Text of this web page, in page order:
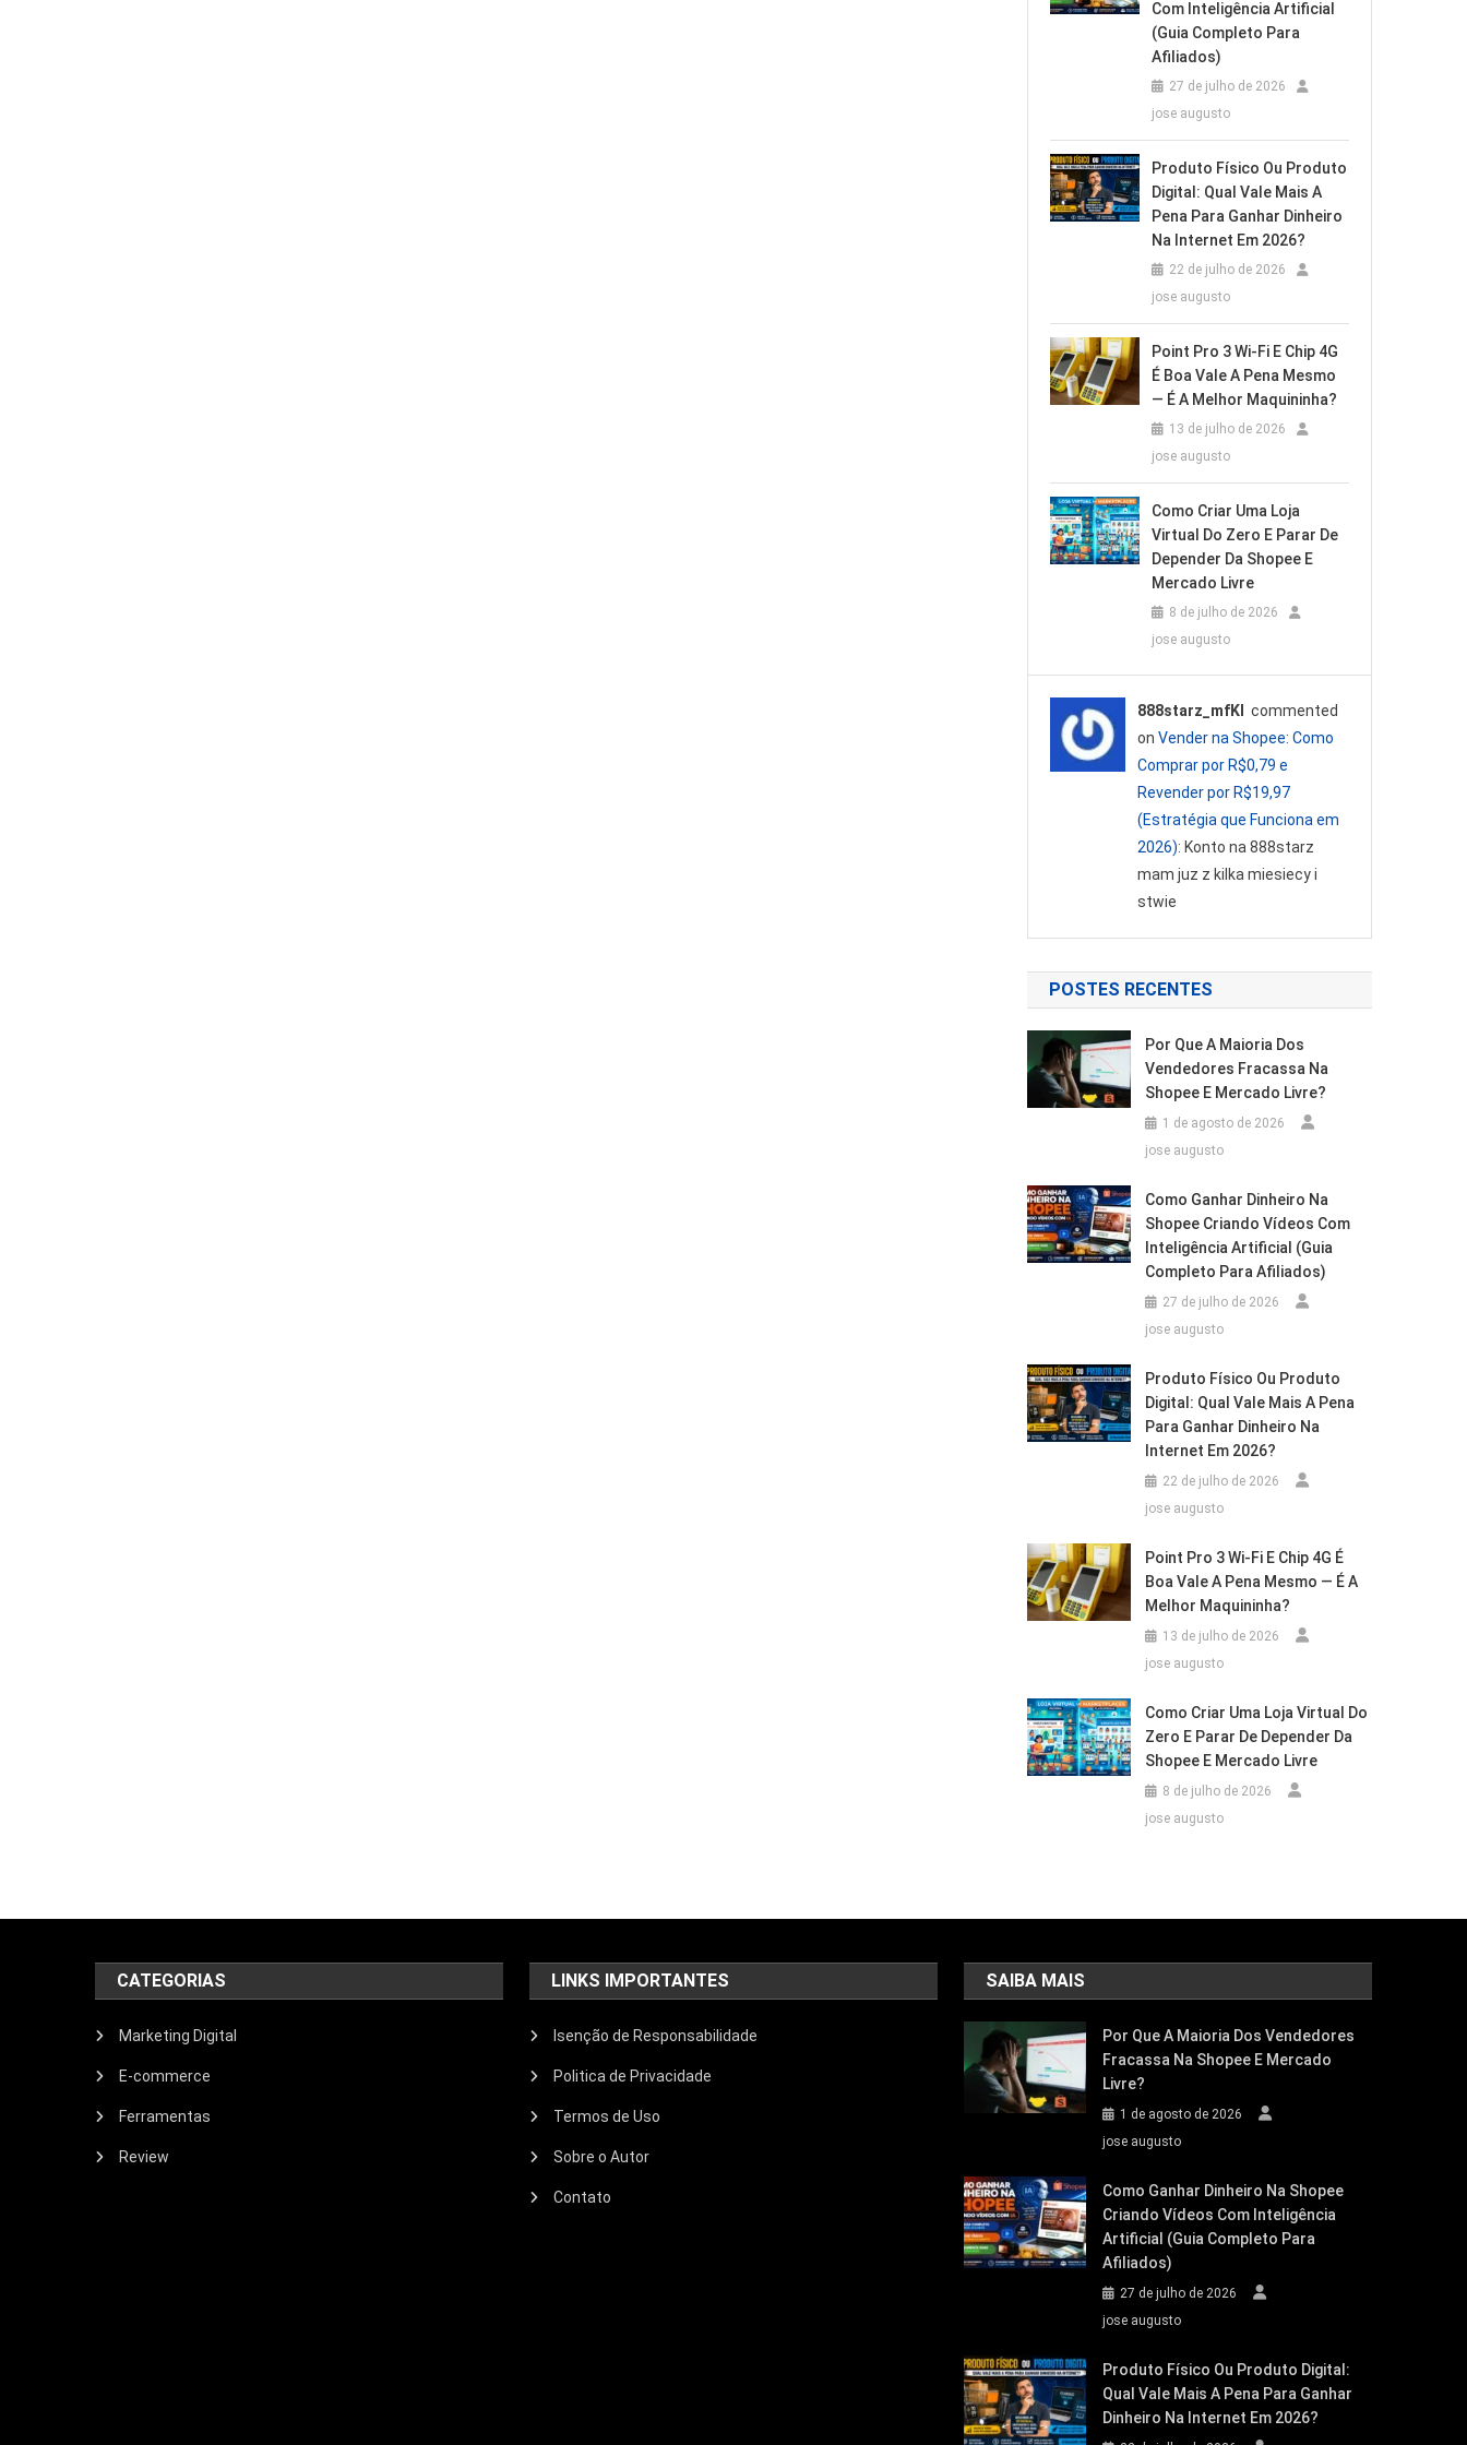
Com Inteligência Artificial
(Guia Completo Para
Afiliados)
27 de julho de 2026
jose augusto
Produto Físico Ou Produto
Digital: Qual Vale Mais A
Pena Para Ganhar Dinheiro
Na Internet Em 2026?
22 de julho de 2026
jose augusto
Point Pro 3 Wi‑Fi E Chip 4G
É Boa Vale A Pena Mesmo
— É A Melhor Maquininha?
13 de julho de 2026
jose augusto
Como Criar Uma Loja
Virtual Do Zero E Parar De
Depender Da Shopee E
Mercado Livre
8 de julho de 2026
jose augusto
888starz_mfKl
commented
on Vender na Shopee: Como
Comprar por R$0,79 e
Revender por R$19,97
(Estratégia que Funciona em
2026): Konto na 888starz
mam juz z kilka miesiecy i
stwie
POSTES RECENTES
Por Que A Maioria Dos
Vendedores Fracassa Na
Shopee E Mercado Livre?
1 de agosto de 2026
jose augusto
Como Ganhar Dinheiro Na
Shopee Criando Vídeos Com
Inteligência Artificial (Guia
Completo Para Afiliados)
27 de julho de 2026
jose augusto
Produto Físico Ou Produto
Digital: Qual Vale Mais A Pena
Para Ganhar Dinheiro Na
Internet Em 2026?
22 de julho de 2026
jose augusto
Point Pro 3 Wi‑Fi E Chip 4G É
Boa Vale A Pena Mesmo — É A
Melhor Maquininha?
13 de julho de 2026
jose augusto
Como Criar Uma Loja Virtual Do
Zero E Parar De Depender Da
Shopee E Mercado Livre
8 de julho de 2026
jose augusto
CATEGORIAS
Marketing Digital
E-commerce
Ferramentas
Review
LINKS IMPORTANTES
Isenção de Responsabilidade
Politica de Privacidade
Termos de Uso
Sobre o Autor
Contato
SAIBA MAIS
Por Que A Maioria Dos Vendedores
Fracassa Na Shopee E Mercado
Livre?
1 de agosto de 2026
jose augusto
Como Ganhar Dinheiro Na Shopee
Criando Vídeos Com Inteligência
Artificial (Guia Completo Para
Afiliados)
27 de julho de 2026
jose augusto
Produto Físico Ou Produto Digital:
Qual Vale Mais A Pena Para Ganhar
Dinheiro Na Internet Em 2026?